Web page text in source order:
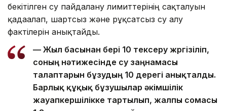
бекітілген су пайдалану лимиттерінің сақталуын
қадағалап, шартсыз және рұқсатсыз су алу
фактілерін анықтайды.
— Жыл басынан бері 10 тексеру жүргізіліп,
соның нәтижесінде су заңнамасы
талаптарын бұзудың 10 дерегі анықталды.
Барлық құқық бұзушылар әкімшілік
жауапкершілікке тартылып, жалпы сомасы